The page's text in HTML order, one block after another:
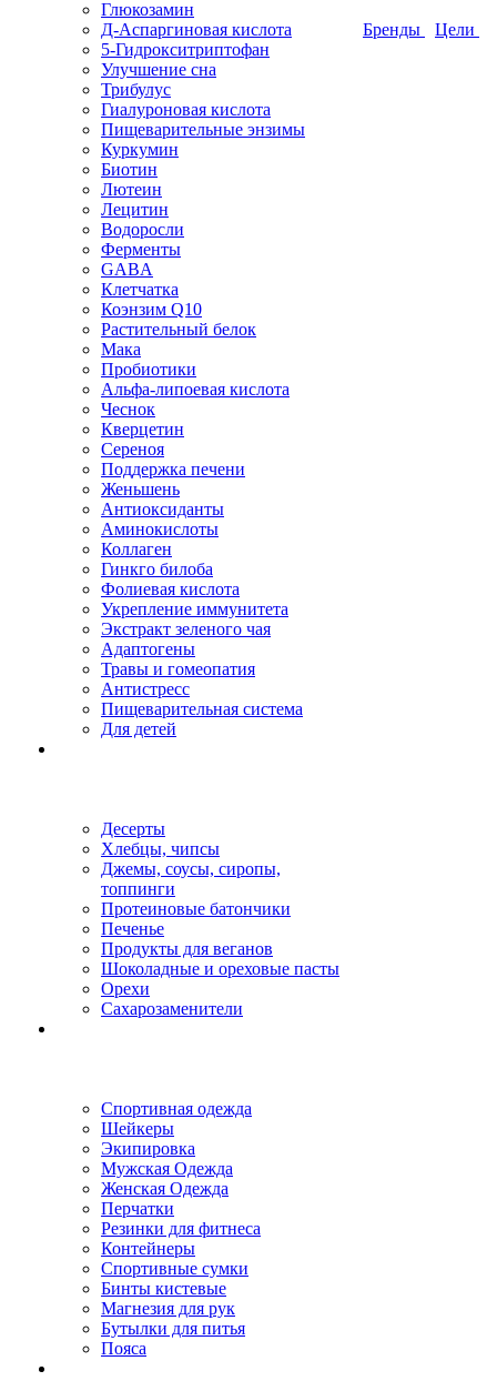
Глюкозамин
Д-Аспаргиновая кислота
5-Гидрокситриптофан
Улучшение сна
Трибулус
Гиалуроновая кислота
Пищеварительные энзимы
Куркумин
Биотин
Лютеин
Лецитин
Водоросли
Ферменты
GABA
Клетчатка
Коэнзим Q10
Растительный белок
Мака
Пробиотики
Альфа-липоевая кислота
Чеснок
Кверцетин
Сереноя
Поддержка печени
Женьшень
Антиоксиданты
Аминокислоты
Коллаген
Гинкго билоба
Фолиевая кислота
Укрепление иммунитета
Экстракт зеленого чая
Адаптогены
Травы и гомеопатия
Антистресс
Пищеварительная система
Для детей
Десерты
Хлебцы, чипсы
Джемы, соусы, сиропы,
топпинги
Протеиновые батончики
Печенье
Продукты для веганов
Шоколадные и ореховые пасты
Орехи
Сахарозаменители
Спортивная одежда
Шейкеры
Экипировка
Мужская Одежда
Женская Одежда
Перчатки
Резинки для фитнеса
Контейнеры
Спортивные сумки
Бинты кистевые
Магнезия для рук
Бутылки для питья
Пояса
Бренды Цели